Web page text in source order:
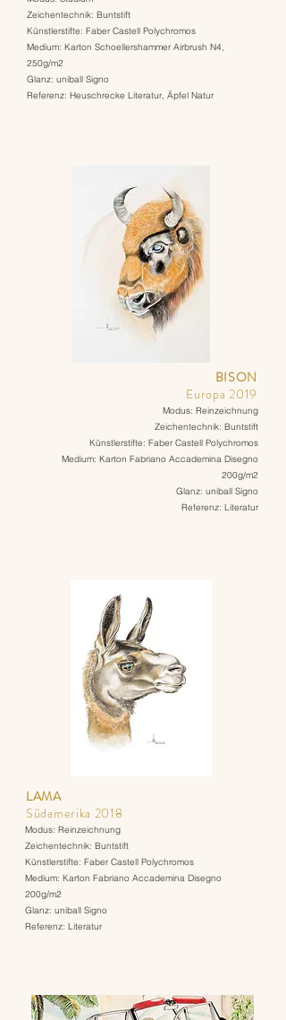
Zeichentechnik: Buntstift
Künstlerstifte: Faber Castell Polychromos
Medium: Karton Schoellershammer Airbrush N4,
250g/m2
Glanz: uniball Signo
Referenz: Heuschrecke Literatur, Äpfel Natur
BISON
Europa 2019
Modus: Reinzeichnung
Zeichentechnik: Buntstift
Künstlerstifte: Faber Castell Polychromos
Medium: Karton Fabriano Accademina Disegno
200g/m2
Glanz: uniball Signo
Referenz: Literatur
LAMA
Südamerika 2018
Modus: Reinzeichnung
Zeichentechnik: Buntstift
Künstlerstifte: Faber Castell Polychromos
Medium: Karton Fabriano Accademina Disegno
200g/m2
Glanz: uniball Signo
Referenz: Literatur